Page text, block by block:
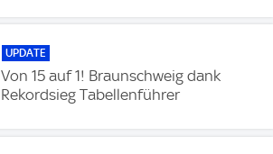
UPDATE
Von 15 auf 1! Braunschweig dank
Rekordsieg Tabellenführer